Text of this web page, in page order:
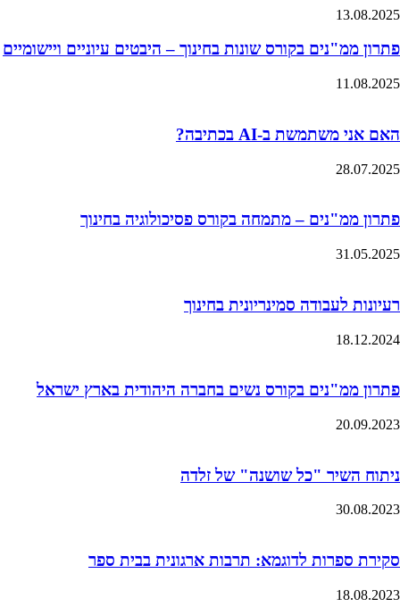
13.08.2025
פתרון ממ"נים בקורס שונות בחינוך – היבטים עיוניים ויישומיים
11.08.2025
האם אני משתמשת ב-AI בכתיבה?
28.07.2025
פתרון ממ"נים – מתמחה בקורס פסיכולוגיה בחינוך
31.05.2025
רעיונות לעבודה סמינריונית בחינוך
18.12.2024
פתרון ממ"נים בקורס נשים בחברה היהודית בארץ ישראל
20.09.2023
ניתוח השיר "כל שושנה" של זלדה
30.08.2023
סקירת ספרות לדוגמא: תרבות ארגונית בבית ספר
18.08.2023